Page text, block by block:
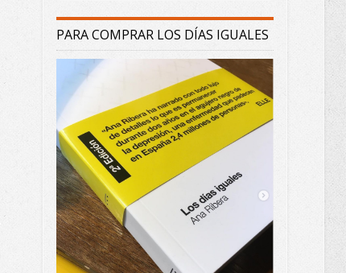
PARA COMPRAR LOS DÍAS IGUALES